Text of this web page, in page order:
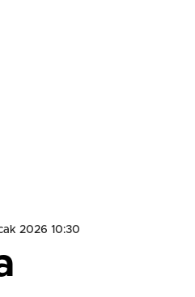
2026 10:30